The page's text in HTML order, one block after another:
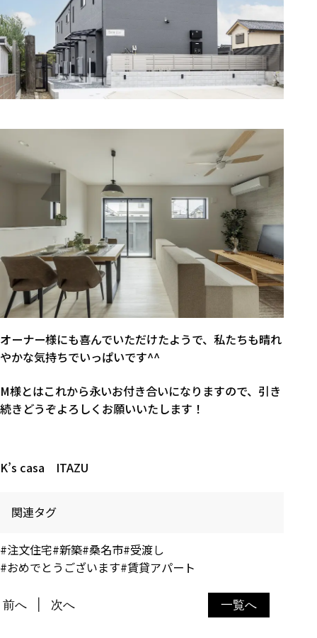
オーナー様にも喜んでいただけたようで、私たちも晴れ
やかな気持ちでいっぱいです^^
M様とはこれから永いお付き合いになりますので、引き
続きどうぞよろしくお願いいたします！
K’s casa ITAZU
関連タグ
#注文住宅#新築#桑名市#受渡し
#おめでとうございます#賃貸アパート
一覧へ
前へ 次へ